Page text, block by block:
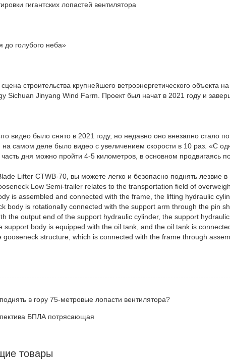
гигантских лопастей вентилятора
до голубого неба»
строительства крупнейшего ветроэнергетического объекта
Sichuan Jinyang Wind Farm. Проект был начат в 2021 году и
видео было снято в 2021 году, но недавно оно внезапно стало
на самом деле было видео с увеличением скорости в 10 раз. «С
дня можно пройти 4-5 километров, в основном продвигаясь
Lifter CTWB-70, вы можете легко и безопасно поднять лезвие в
в гору 75-метровые лопасти вентилятора?
БПЛА потрясающая
товары